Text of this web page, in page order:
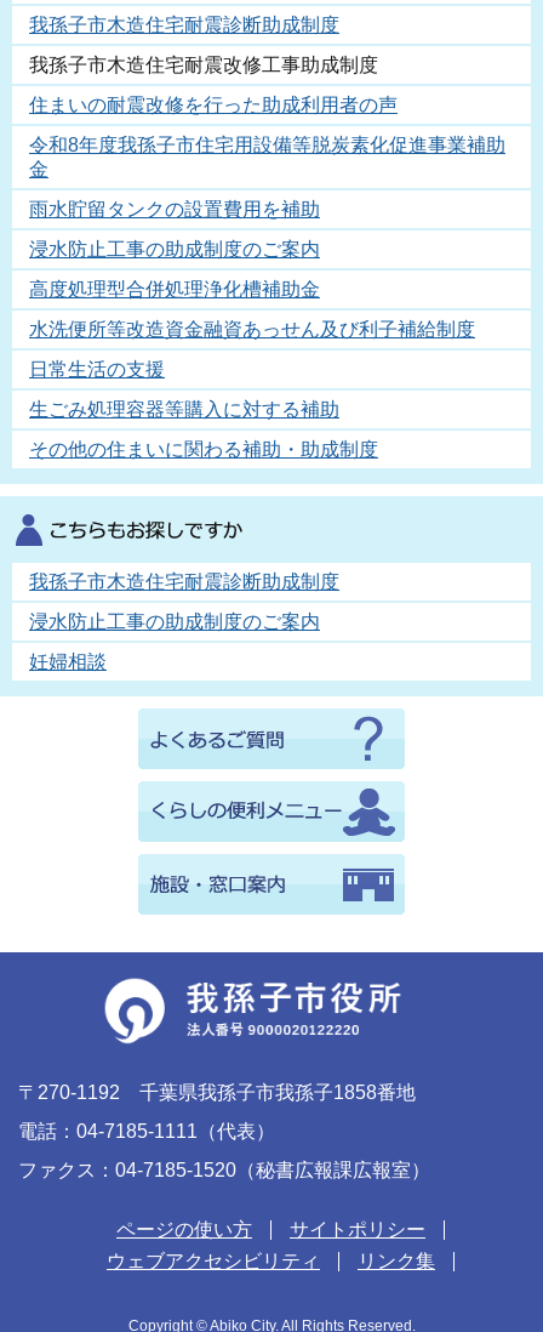
我孫子市木造住宅耐震診断助成制度
我孫子市木造住宅耐震改修工事助成制度
住まいの耐震改修を行った助成利用者の声
令和8年度我孫子市住宅用設備等脱炭素化促進事業補助
金
雨水貯留タンクの設置費用を補助
浸水防止工事の助成制度のご案内
高度処理型合併処理浄化槽補助金
水洗便所等改造資金融資あっせん及び利子補給制度
日常生活の支援
生ごみ処理容器等購入に対する補助
その他の住まいに関わる補助・助成制度
我孫子市木造住宅耐震診断助成制度
浸水防止工事の助成制度のご案内
妊婦相談
〒270-1192 千葉県我孫子市我孫子1858番地
電話：04-7185-1111（代表）
ファクス：04-7185-1520（秘書広報課広報室）
ページの使い方
サイトポリシー
ウェブアクセシビリティ
リンク集
Copyright © Abiko City. All Rights Reserved.